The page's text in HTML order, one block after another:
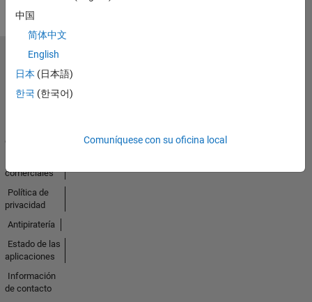
中国
简体中文
English
日本 (日本語)
한국 (한국어)
Comuníquese con su oficina local
Seleccione un país/idioma
América
Latina
confianza
comerciales
Política de
privacidad
Antipiratería
Estado de las
aplicaciones
Información
de contacto